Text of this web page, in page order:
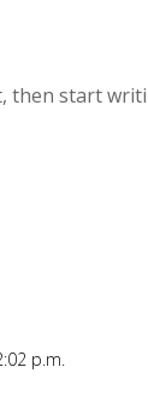
then start
p.m.